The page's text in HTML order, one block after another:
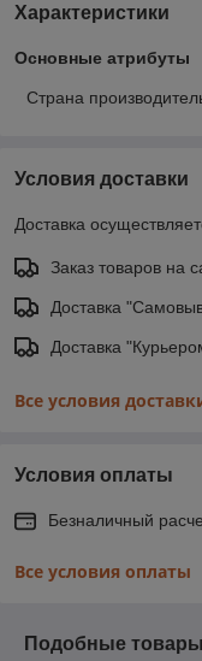
Характеристики
Основные атрибуты
Страна
Условия доставки
Доставка
Заказ товаров на
Доставка
Доставка
Все условия
Условия оплаты
Безналичный
Все условия оплаты
Подобные